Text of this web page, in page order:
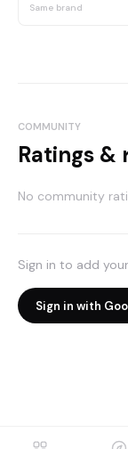
Same brand
COMMUNITY
Ratings &
No community
Sign in to add
Sign in with